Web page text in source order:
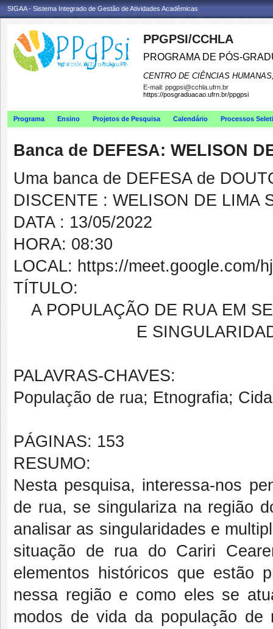
SIGAA - Sistema Integrado de Gestão de Atividades Acadêmicas
PPGPSI/CCHLA
PROGRAMA DE PÓS-
CENTRO DE CIÊNCIAS
E-mail: ppgpsi@cchla.ufrn.br
https://posgraduacao.ufrn.br/ppgpsi
Programa Ensino Projetos de Pesquisa Calendário Processos
Banca de DEFESA: WELISON
Uma banca de DEFESA de
DISCENTE : WELISON DE LIMA
DATA : 13/05/2022
HORA: 08:30
LOCAL: https://meet.google.com/
TÍTULO:
A POPULAÇÃO DE RUA EM
E
PALAVRAS-CHAVES:
População de rua; Etnografia;
PÁGINAS: 153
RESUMO:
Nesta pesquisa, interessa-nos
de rua, se singulariza na região
analisar as singularidades e
situação de rua do Cariri
elementos históricos que estão
nessa região e como eles se
modos de vida da população